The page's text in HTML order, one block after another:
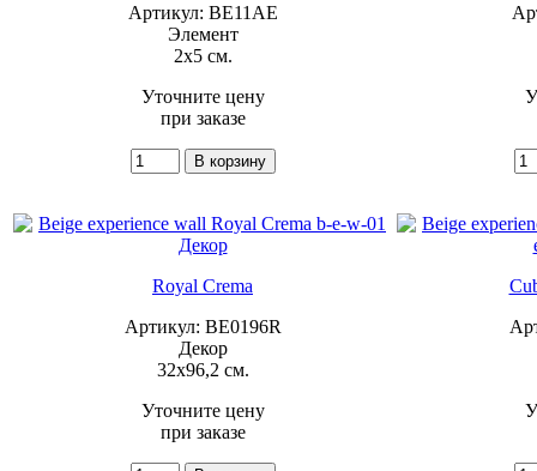
Артикул: BE11AE
Элемент
2x5 см.
Уточните цену
при заказе
Royal Crema
Артикул: BE0196R
Декор
32x96,2 см.
Уточните цену
при заказе